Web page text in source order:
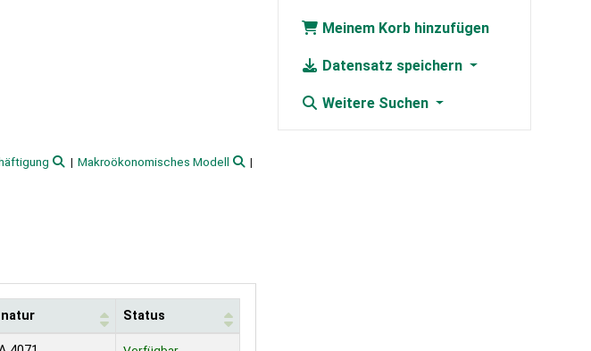
Makroökonomisches Modell
Status
Meinem Korb hinzufügen
Datensatz speichern
Weitere Suchen